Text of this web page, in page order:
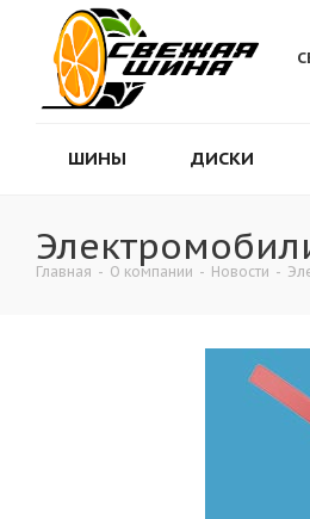
ШИНЫ ДИСКИ
Главная - О компании - Новости -